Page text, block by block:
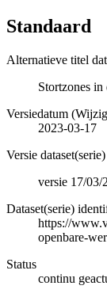
Standaard
Alternatieve titel
Stortzones in
Versiedatum
2023-03-17
Versie dataset(serie)
versie 17/03/
Dataset(serie)
https://
openbare-
Status
continu